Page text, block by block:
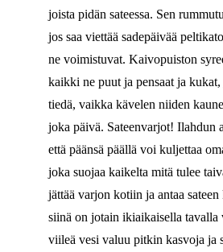
joista pidän sateessa. Sen
jos saa viettää sadepäivää
ne voimistuvat. Kaivopuiston
kaikki ne puut ja pensaat ja
tiedä, vaikka kävelen niiden
joka päivä. Sateenvarjot! Ilahdun
että päänsä päällä voi kuljettaa
joka suojaa kaikelta mitä tulee
jättää varjon kotiin ja antaa sateen
siinä on jotain ikiaikaisella tavalla
viileä vesi valuu pitkin kasvoja ja